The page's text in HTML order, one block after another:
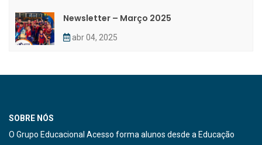
Newsletter – Março 2025
abr 04, 2025
SOBRE NÓS
O Grupo Educacional Acesso forma alunos desde a Educação